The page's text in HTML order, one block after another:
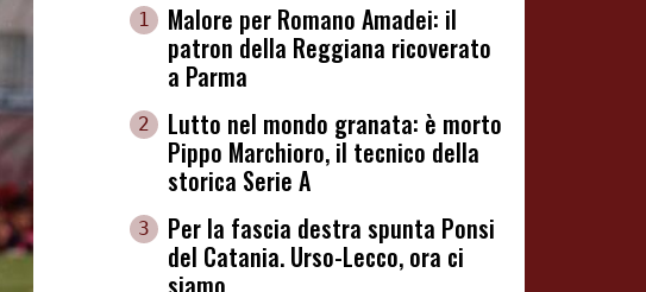
1
Malore per Romano Amadei: il
patron della Reggiana ricoverato
a Parma
2
Lutto nel mondo granata: è morto
Pippo Marchioro, il tecnico della
storica Serie A
3
Per la fascia destra spunta Ponsi
del Catania. Urso-Lecco, ora ci